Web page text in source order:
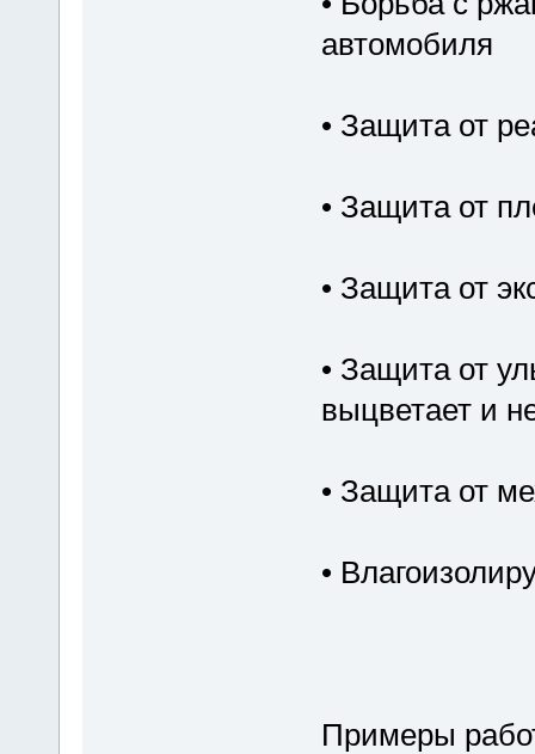
автомобиля
• Защита от
• Защита от
• Защита от
• Защита от
выцветает и
• Защита от
•
Примеры